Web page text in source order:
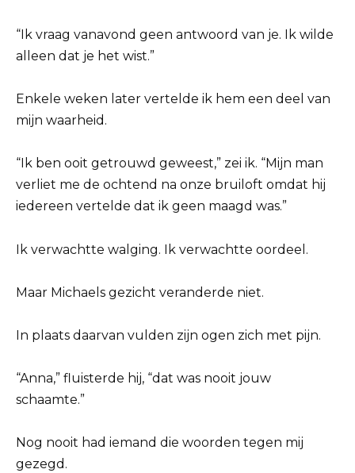
“Ik vraag vanavond geen antwoord van je. Ik wilde
alleen dat je het wist.”
Enkele weken later vertelde ik hem een deel van
mijn waarheid.
“Ik ben ooit getrouwd geweest,” zei ik. “Mijn man
verliet me de ochtend na onze bruiloft omdat hij
iedereen vertelde dat ik geen maagd was.”
Ik verwachtte walging. Ik verwachtte oordeel.
Maar Michaels gezicht veranderde niet.
In plaats daarvan vulden zijn ogen zich met pijn.
“Anna,” fluisterde hij, “dat was nooit jouw
schaamte.”
Nog nooit had iemand die woorden tegen mij
gezegd.